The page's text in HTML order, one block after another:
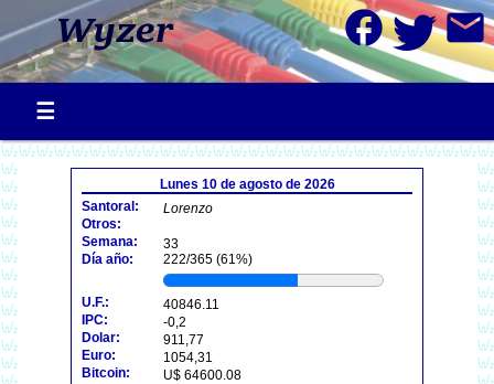
facebook mail
Lunes 10 de agosto de 2026
Santoral:
Lorenzo
Otros:
Semana:
33
Día año:
222/365 (61%)
U.F.:
40846.11
IPC:
-0,2
Dolar:
911,77
Euro:
1054,31
Bitcoin:
U$ 64600.08